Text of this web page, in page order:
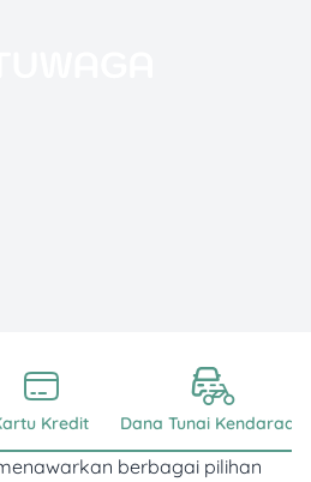
Kredit Dana Tunai Kendaraan
berbagai pilihan